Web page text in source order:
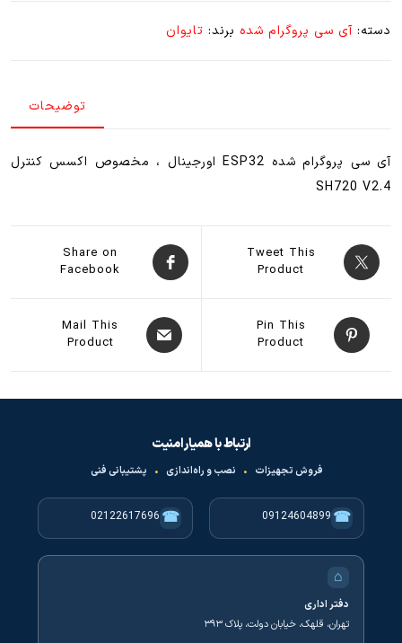
دسته: آی سی پروگرام شده برند: تایوان
توضیحات
آی سی پروگرام شده ESP32 اورجینال ، مخصوص اکسس کنترل
SH720 V2.4
Tweet This
Product
Share on
Facebook
Pin This
Product
Mail This
Product
ارتباط با همیار امنیت
فروش تجهیزات • نصب و راه‌اندازی • پشتیبانی فنی
☎
09124604899
☎
02122617696
⌂
دفتر اداری
تهران، قلهک، خیابان دولت، پلاک ۳۹۳